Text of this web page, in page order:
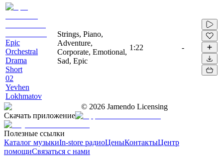
Epic
Orchestral
Drama
Short
02
Yevhen
Lokhmatov
Strings, Piano,
Adventure,
Corporate, Emotional,
Sad, Epic
1:22 -
© 2026 Jamendo Licensing
Скачать приложение
Полезные ссылки
Каталог музыкиIn-store радиоЦеныКонтактыЦентр
помощиСвязаться с нами